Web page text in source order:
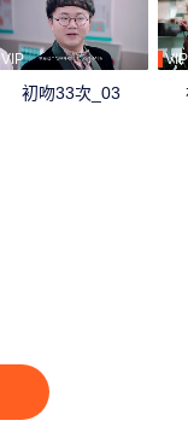
VIP
初吻33次_03
VIP